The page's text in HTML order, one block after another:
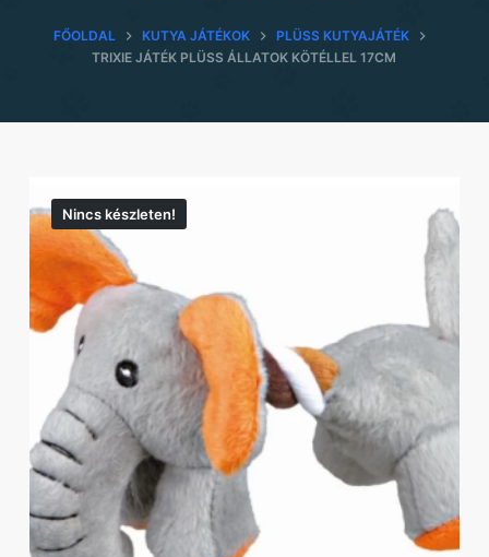
FŐOLDAL KUTYA JÁTÉKOK
PLÜSS KUTYAJÁTÉK
TRIXIE JÁTÉK PLÜSS ÁLLATOK KÖTÉLLEL 17CM
Nincs készleten!